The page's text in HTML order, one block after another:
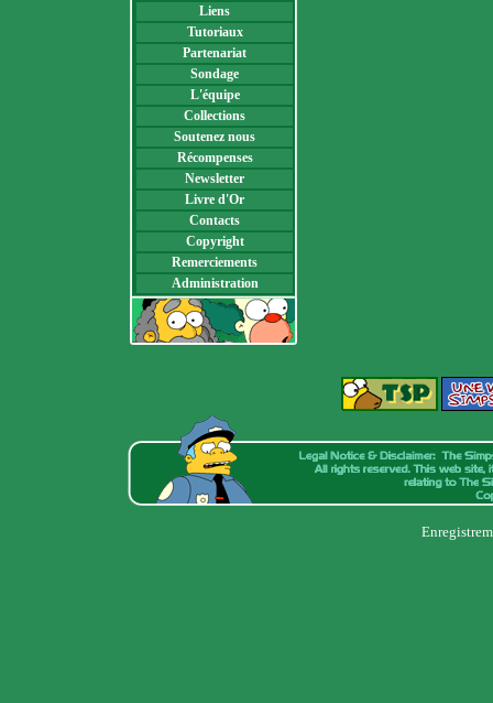
Liens
Tutoriaux
Partenariat
Sondage
L'équipe
Collections
Soutenez nous
Récompenses
Newsletter
Livre d'Or
Contacts
Copyright
Remerciements
Administration